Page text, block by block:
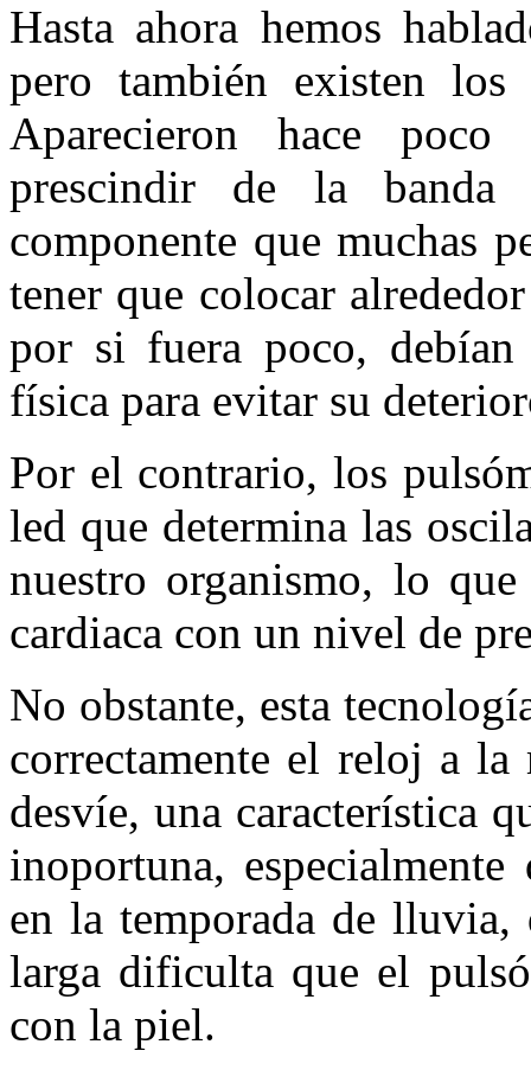
Hasta ahora hemos
pero también existen los
Aparecieron hace
prescindir de la banda
componente que muchas
tener que colocar
por si fuera poco,
física para evitar su
Por el contrario, los
led que determina las
nuestro organismo, lo
cardiaca con un nivel de
No obstante, esta
correctamente el reloj a
desvíe, una característica
inoportuna,
en la temporada de lluvia,
larga dificulta que el
con la piel.